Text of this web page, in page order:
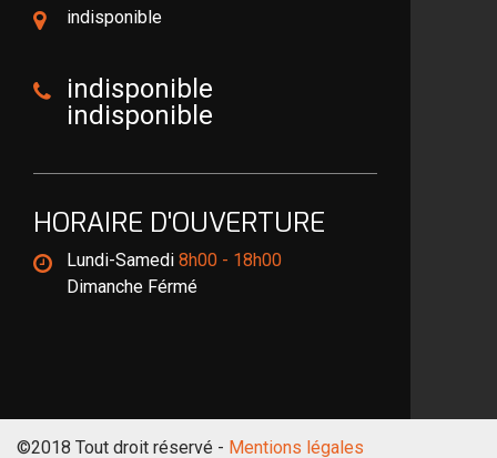
indisponible
indisponible
indisponible
HORAIRE D'OUVERTURE
Lundi-Samedi 8h00 - 18h00
Dimanche Férmé
©2018 Tout droit réservé - Mentions légales